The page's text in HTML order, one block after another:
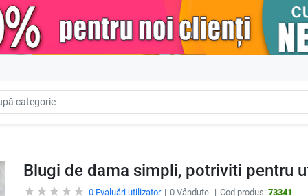
Blugi de dama simpli, potriviti pentru
0Evaluări utilizator 0Vândute Cod produs: 73341